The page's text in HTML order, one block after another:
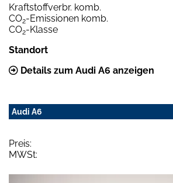
Kraftstoffverbr. komb.
CO2-Emissionen komb.
CO2-Klasse
Standort
Details zum Audi A6 anzeigen
Audi A6
Preis:
MWSt: